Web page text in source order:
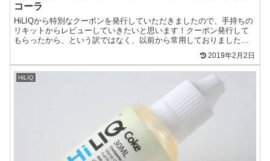
コーラ
HiLIQから特別なクーポンを発行していただきましたので、手持ちの
リキットからレビューしていきたいと思います！クーポン発行して
もらったから、という訳ではなく、以前から常用しておりました。
だからといって、「提灯記事」などは書きませんので悪しか...
2019年2月2日
HiLIQ